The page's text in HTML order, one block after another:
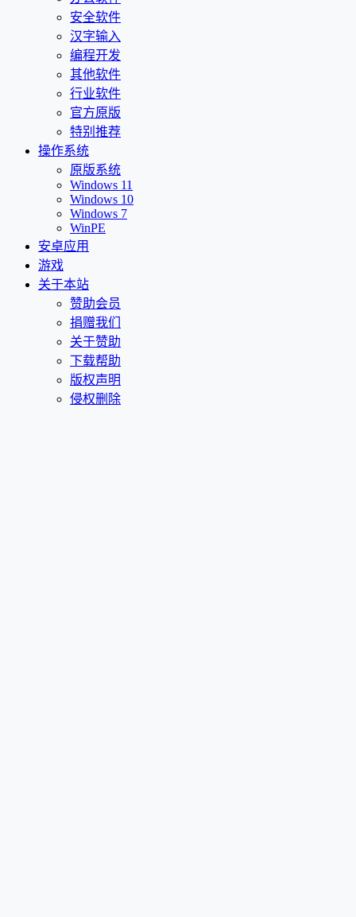
安全软件
汉字输入
编程开发
其他软件
行业软件
官方原版
特别推荐
操作系统
原版系统
Windows 11
Windows 10
Windows 7
WinPE
安卓应用
游戏
关于本站
赞助会员
捐赠我们
关于赞助
下载帮助
版权声明
侵权删除